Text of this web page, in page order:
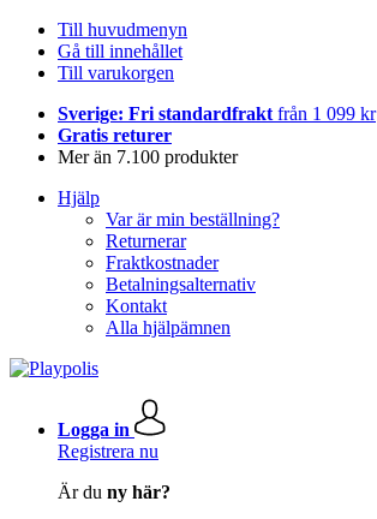
Till huvudmenyn
Gå till innehållet
Till varukorgen
Sverige: Fri standardfrakt från 1 099 kr
Gratis returer
Mer än 7.100 produkter
Hjälp
Var är min beställning?
Returnerar
Fraktkostnader
Betalningsalternativ
Kontakt
Alla hjälpämnen
Logga in
Registrera nu
Är du ny här?